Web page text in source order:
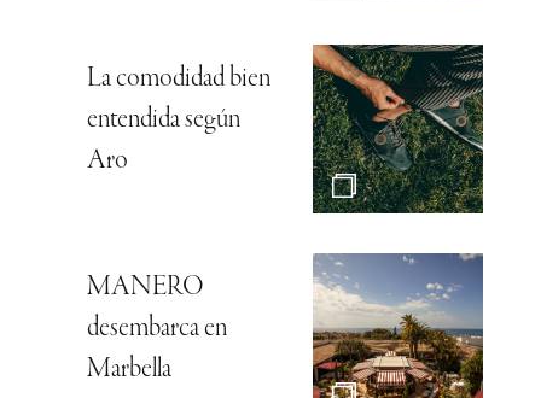
La comodidad bien
entendida según
Aro
MANERO
desembarca en
Marbella